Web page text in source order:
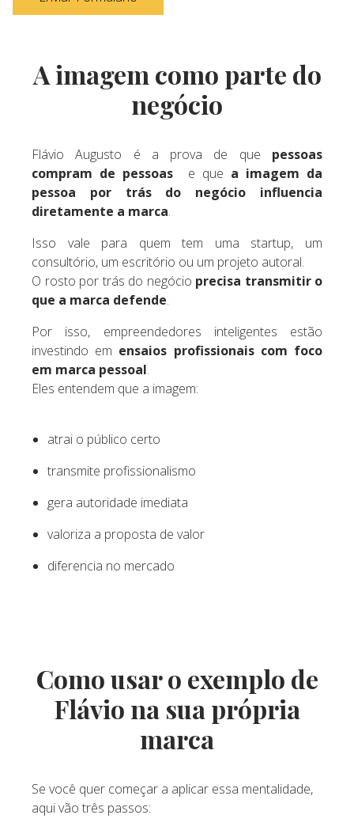
A imagem como parte do
negócio
Flávio Augusto é a prova de que pessoas
compram de pessoas e que a imagem da
pessoa por trás do negócio influencia
diretamente a marca.
Isso vale para quem tem uma startup, um
consultório, um escritório ou um projeto autoral.
O rosto por trás do negócio precisa transmitir o
que a marca defende.
Por isso, empreendedores inteligentes estão
investindo em ensaios profissionais com foco
em marca pessoal.
Eles entendem que a imagem:
atrai o público certo
transmite profissionalismo
gera autoridade imediata
valoriza a proposta de valor
diferencia no mercado
Como usar o exemplo de
Flávio na sua própria
marca
Se você quer começar a aplicar essa mentalidade,
aqui vão três passos: